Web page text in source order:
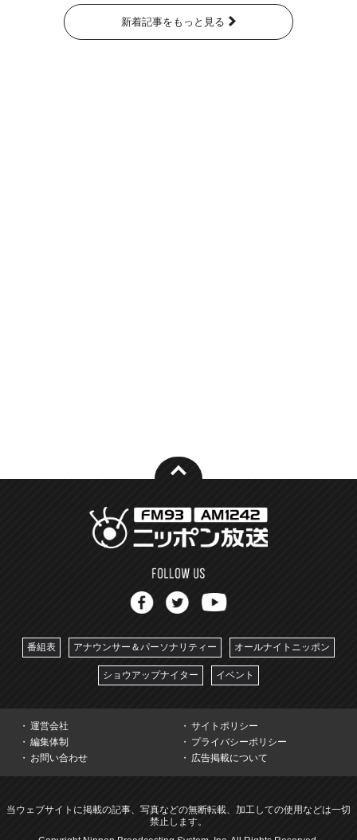
新着記事をもっと見る
番組表 アナウンサー＆パーソナリティー オールナイトニッポン
ショウアップナイター イベント
運営会社
サイトポリシー
編集体制
プライバシーポリシー
お問い合わせ
広告掲載について
当ウェブサイトに掲載の記事、写真などの無断転載、加工しての使用などは一切
禁止します。